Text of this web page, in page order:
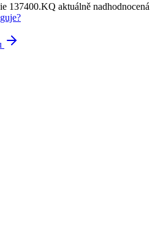
137400.KQ aktuálně nadhodnocená